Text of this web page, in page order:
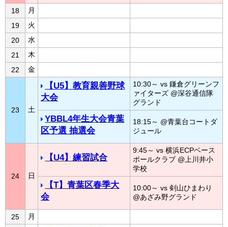
18
月
19
火
20
水
21
木
22
金
23 土
【U5】教育親善野球
大会
10:30～ vs 鎌倉グリーンフ
ァイターズ @深谷通信隊
グランド
YBBL4年生大会青葉
区予選 抽選会
18:15～ @青葉台コートダ
ジュール
24 日
【U4】練習試合
9:45～ vs 横浜ECPベース
ボールクラブ @上川井小
学校
【T】青葉区春季大
会
10:00～ vs 剣山ひまわり
@あざみ野グランド
25 月